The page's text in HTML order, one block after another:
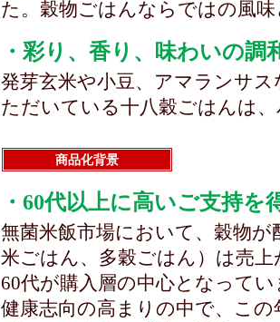
た。穀物ごはんならではの風
・彩り、香り、味わいの
発芽玄米や小豆、アマランサ
ただいている十八穀ごはんは
商品化背景
・60代以上に高いご支持
無菌米飯市場において、穀物
米ごはん、多穀ごはん）は売
60代が購入層の中心となって
健康志向の高まりの中で、こ